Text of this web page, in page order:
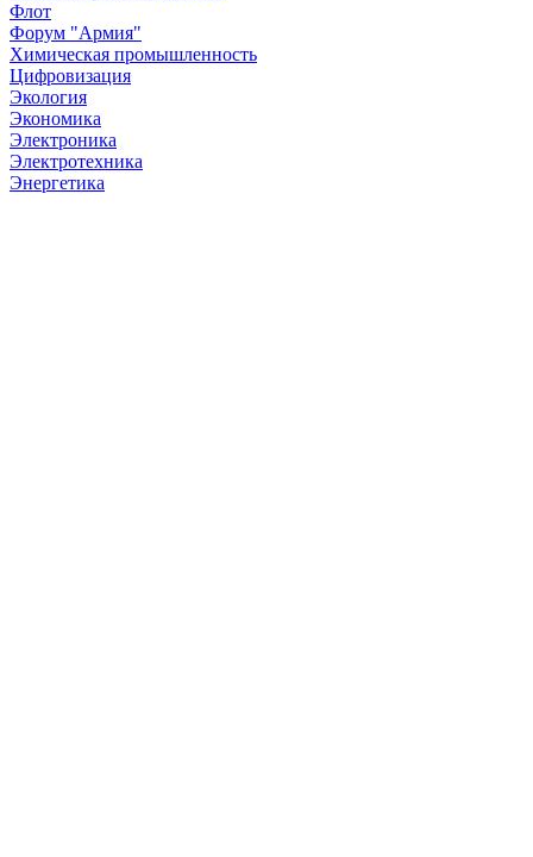
Флот
Форум "Армия"
Химическая промышленность
Цифровизация
Экология
Экономика
Электроника
Электротехника
Энергетика